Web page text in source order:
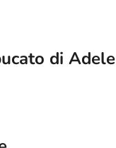
di Adele